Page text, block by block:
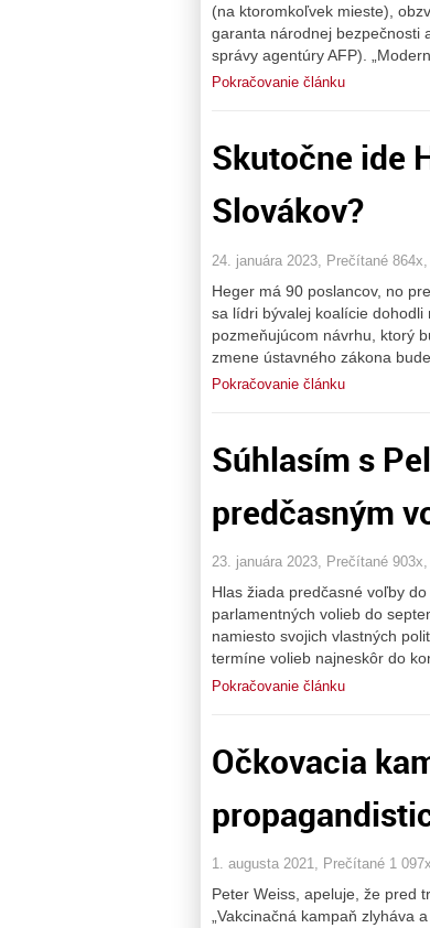
(na ktoromkoľvek mieste),
garanta národnej bezpečnosti
správy agentúry AFP).
Pokračovanie článku
Skutočne ide
Slovákov?
24. januára 2023, Prečítané 864x,
Heger má 90 poslancov, no
sa lídri bývalej koalície
pozmeňujúcom návrhu, ktorý
zmene ústavného zákona
Pokračovanie článku
Súhlasím s
predčasným
23. januára 2023, Prečítané 903x,
Hlas žiada predčasné voľby
parlamentných volieb do
namiesto svojich vlastných
termíne volieb najneskôr do
Pokračovanie článku
Očkovacia
1. augusta 2021, Prečítané 1
Peter Weiss, apeluje, že pred
„Vakcinačná kampaň